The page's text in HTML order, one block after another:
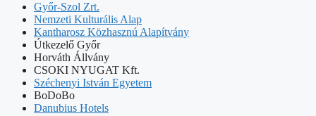
Győr-Szol Zrt.
Nemzeti Kulturális Alap
Kantharosz Közhasznú Alapítvány
Útkezelő Győr
Horváth Állvány
CSOKI NYUGAT Kft.
Széchenyi István Egyetem
BoDoBo
Danubius Hotels